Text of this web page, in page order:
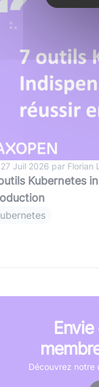
Juil 2026 par Florian
Kubernetes
Découvrez notre